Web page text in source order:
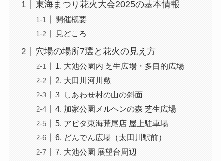
東海まつり花火大会2025の基本情報
開催概要
見どころ
穴場の場所7選と花火の見え方
1. 大池公園内 芝生広場・多目的広場
2. 大田川河川敷
3. しあわせ村の山の斜面
4. 加家公園メルヘンの森 芝生広場
5. アピタ東海荒尾店 屋上駐車場
6. どんでん広場（太田川駅前）
7. 大池公園 展望台周辺